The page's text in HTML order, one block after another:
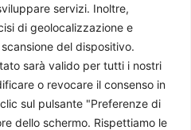
servizi. Inoltre,
di geolocalizzazione e
del dispositivo.
sarà valido per tutti i nostri
o revocare il consenso in
sul pulsante "Preferenze di
dello schermo. Rispettiamo le
di Promozione Sociale. Dal
per diffondere una
delle dinamiche geopolitiche che
giornalistica registrata presso il
10/12/2013 - ISSN 2384-9975